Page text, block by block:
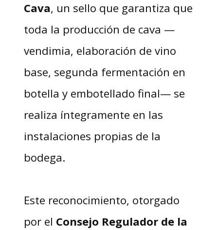
Cava, un sello que garantiza que
toda la producción de cava —
vendimia, elaboración de vino
base, segunda fermentación en
botella y embotellado final— se
realiza íntegramente en las
instalaciones propias de la
bodega.
Este reconocimiento, otorgado
por el Consejo Regulador de la